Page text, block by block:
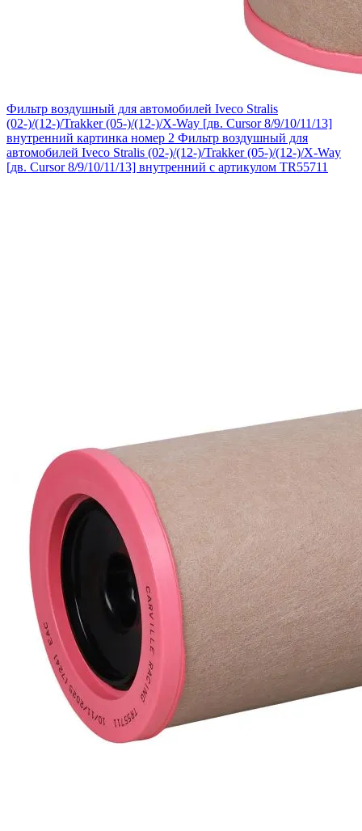
Фильтр воздушный для автомобилей Iveco Stralis
(02-)/(12-)/Trakker (05-)/(12-)/X-Way [дв. Cursor 8/9/10/11/13]
внутренний картинка номер 2 Фильтр воздушный для
автомобилей Iveco Stralis (02-)/(12-)/Trakker (05-)/(12-)/X-Way
[дв. Cursor 8/9/10/11/13] внутренний с артикулом TR55711